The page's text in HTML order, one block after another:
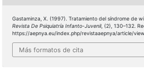
Gastaminza, X. (1997). Tratamiento del síndrome de
Revista De Psiquiatría Infanto-Juvenil, (2), 130–132.
https://aepnya.eu/index.php/revistaaepnya/article/
Más formatos de cita